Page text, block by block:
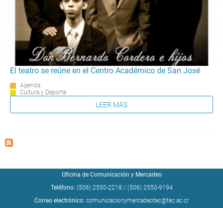
El teatro se reúne en el Centro Académico de San José
Agenda
Cultura y Deporte
LEER MÁS
Oficina de Comunicación y Mercadeo
Teléfono: (506) 2550-2218 / (506) 2550-9194
Correo electrónico: comunicacionymercadeotec@tec.ac.cr